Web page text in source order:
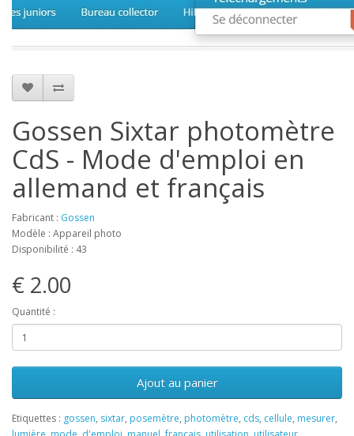
Gossen Sixtar photomètre
CdS - Mode d'emploi en
allemand et français
Fabricant : Gossen
Modèle : Appareil photo
Disponibilité : 43
€ 2.00
Quantité :
Ajout au panier
Etiquettes : gossen, sixtar, posemètre, photomètre, cds, cellule, mesurer,